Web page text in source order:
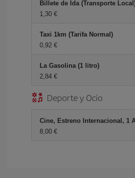
Billete de Ida (Transporte
1,30 €
Taxi 1km (Tarifa Normal)
0,92 €
La Gasolina (1 litro)
2,84 €
Deporte y Ocio
Cine, Estreno Internacional, 1
8,00 €